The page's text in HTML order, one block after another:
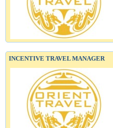
INCENTIVE TRAVEL MANAGER